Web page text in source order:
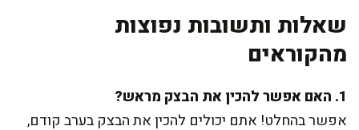
שאלות ותשובות נפוצות
מהקוראים
1. האם אפשר להכין את הבצק מראש?
אפשר בהחלט! אתם יכולים להכין את הבצק בערב קודם,